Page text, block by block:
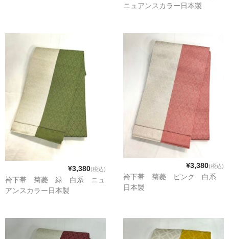
ニュアンスカラー日本製
¥3,380(税込)
袴下帯 菊菱 緑 白系 ニュ
アンスカラー日本製
¥3,380(税込)
袴下帯 菊菱 ピンク 白系
日本製